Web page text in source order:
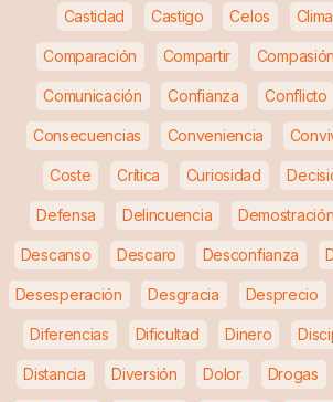
Castidad Castigo Celos Clima
Comparación Compartir Compasión
Comunicación Confianza Conflicto
Consecuencias Conveniencia
Coste Crítica Curiosidad
Defensa Delincuencia Demostración
Descanso Descaro Desconfianza
Desesperación Desgracia Desprecio
Diferencias Dificultad Dinero
Distancia Diversión Dolor Drogas